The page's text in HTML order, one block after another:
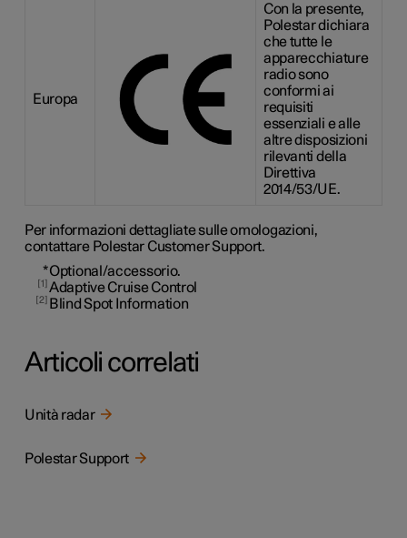
Europa
Con la presente,
Polestar dichiara
che tutte le
apparecchiature
radio sono
conformi ai
requisiti
essenziali e alle
altre disposizioni
rilevanti della
Direttiva
2014/53/UE.
Per informazioni dettagliate sulle omologazioni,
contattare Polestar Customer Support.
*Optional/accessorio.
1 Adaptive Cruise Control
2 Blind Spot Information
Articoli correlati
Unità radar
Polestar Support